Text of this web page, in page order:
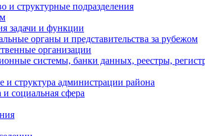
и структурные подразделения
задачи и функции
органы и представительства за рубежом
организации
системы, банки данных, реестры,
и структура администрации района
социальная сфера